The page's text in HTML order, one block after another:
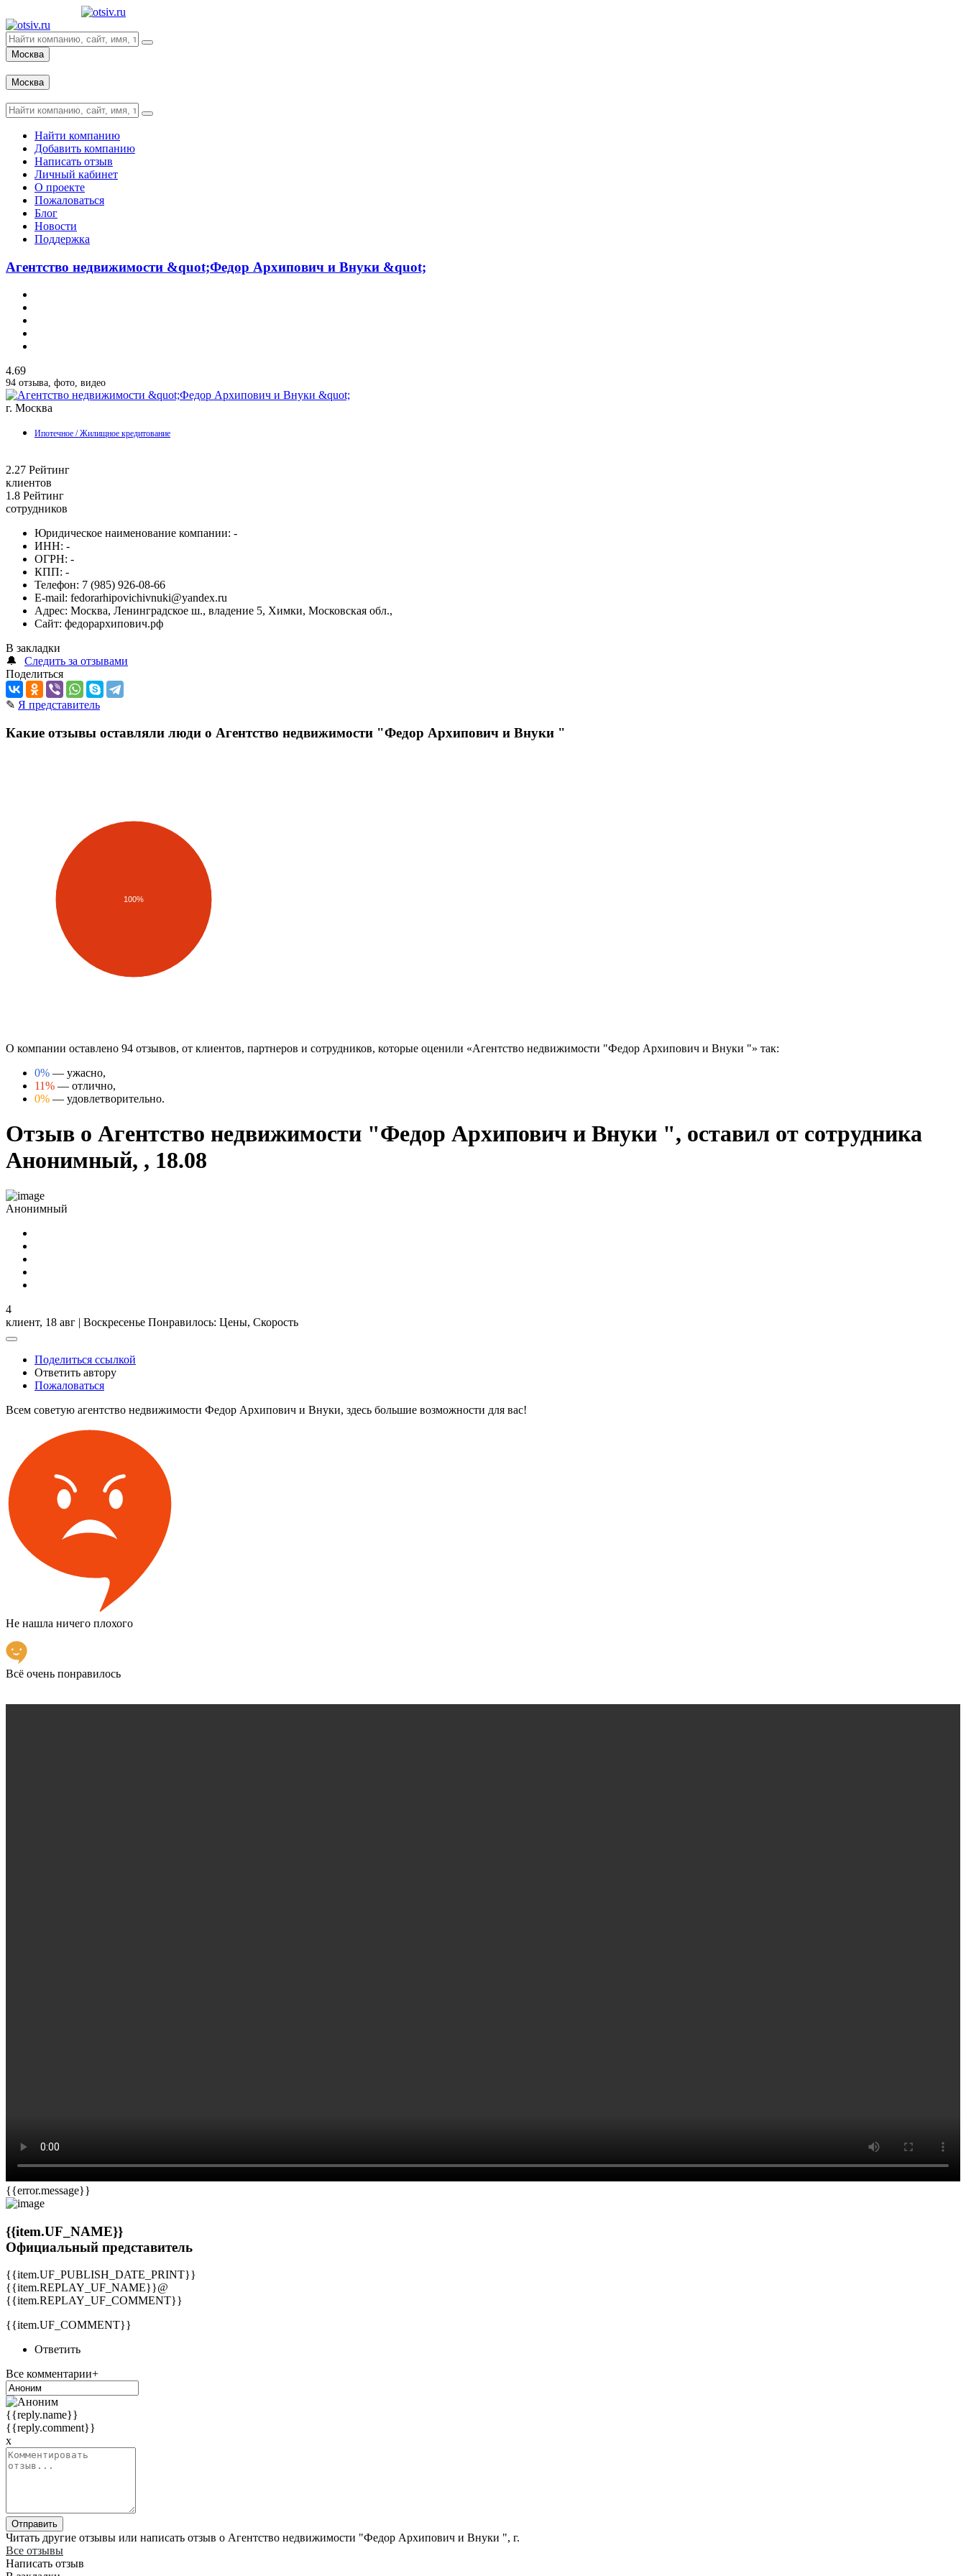
Москва
Москва
Найти компанию
Добавить компанию
Написать отзыв
Личный кабинет
О проекте
Пожаловаться
Блог
Новости
Поддержка
Агентство недвижимости &quot;Федор Архипович и Внуки &quot;
4.69
94 отзыва, фото, видео
г. Москва
Ипотечное / Жилищное кредитование
2.27 Рейтинг
клиентов
1.8 Рейтинг
сотрудников
Юридическое наименование компании: -
ИНН: -
ОГРН: -
КПП: -
Телефон: 7 (985) 926-08-66
E-mail: fedorarhipovichivnuki@yandex.ru
Адрес: Москва, Ленинградское ш., владение 5, Химки, Московская обл.,
Сайт: федорархипович.рф
В закладки
🔔
Следить за отзывами
Поделиться
✎ Я представитель
Какие отзывы оставляли люди о Агентство недвижимости "Федор Архипович и Внуки "
100%
О компании оставлено 94 отзывов, от клиентов, партнеров и сотрудников, которые оценили «Агентство недвижимости "Федор Архипович и Внуки "» так:
0% — ужасно,
11% — отлично,
0% — удовлетворительно.
Отзыв о Агентство недвижимости "Федор Архипович и Внуки ", оставил от сотрудника
Анонимный, , 18.08
Анонимный
4
клиент, 18 авг | Воскресенье Понравилось: Цены, Скорость
Поделиться ссылкой
Ответить автору
Пожаловаться
Всем советую агентство недвижимости Федор Архипович и Внуки, здесь большие возможности для вас!
Не нашла ничего плохого
Всё очень понравилось
{{error.message}}
{{item.UF_NAME}}
Официальный представитель
{{item.UF_PUBLISH_DATE_PRINT}}
{{item.REPLAY_UF_NAME}}@
{{item.REPLAY_UF_COMMENT}}
{{item.UF_COMMENT}}
Ответить
Все комментарии+
{{reply.name}}
{{reply.comment}}
x
Отправить
Читать другие отзывы или написать отзыв о Агентство недвижимости "Федор Архипович и Внуки ", г.
Все отзывы
Написать отзыв